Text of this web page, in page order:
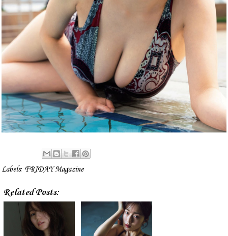
Labels: FRIDAY Magazine
Related Posts: